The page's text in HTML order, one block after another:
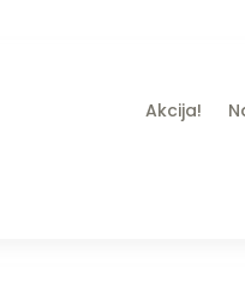
Akcija!